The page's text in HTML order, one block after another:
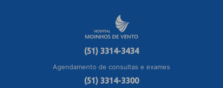
(51) 3314-3434
Agendamento de consultas e exames
(51) 3314-3300